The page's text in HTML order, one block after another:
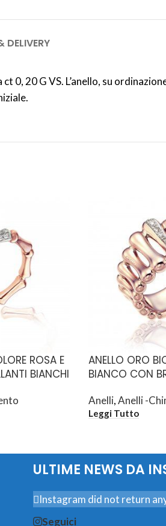
DELIVERY
20 G VS. L’anello, su
ROSA E
BIANCHI
ANELLO ORO
BIANCO CON
Anelli,Anelli -
Leggi Tutto
ULTIME NEWS DA
Instagram did not return
Seguici